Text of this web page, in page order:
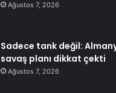
Ağustos 7, 2026
Sadece tank değil:
savaş planı dikkat çekti
Ağustos 7, 2026